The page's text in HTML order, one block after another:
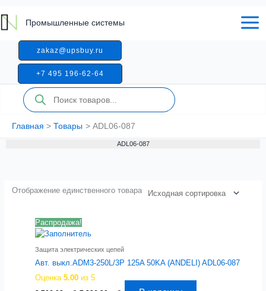
к
содержимому
Промышленные системы
zakaz@upsbuy.ru
+7 495 196-62-64
Поиск
товаров
Главная Товары ADL06-087
ADL06-087
Отображение единственного товара
Распродажа!
Защита электрических цепей
Авт. выкл.ADM3-250L/3P 125A 50KA (ANDELI) ADL06-087
Оценка5.00 из 5